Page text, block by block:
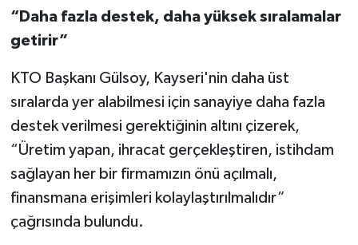
“Daha fazla destek, daha yüksek sıralamalar
getirir”
KTO Başkanı Gülsoy, Kayseri'nin daha üst
sıralarda yer alabilmesi için sanayiye daha fazla
destek verilmesi gerektiğinin altını çizerek,
“Üretim yapan, ihracat gerçekleştiren, istihdam
sağlayan her bir firmamızın önü açılmalı,
finansmana erişimleri kolaylaştırılmalıdır”
çağrısında bulundu.